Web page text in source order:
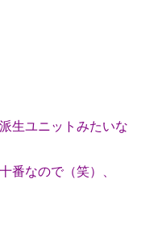
生ユニットみたいな
番なので（笑）、